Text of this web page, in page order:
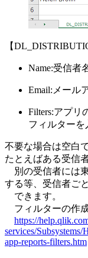
【
Name:受信者
Email:メール
Filters:アプリ
フィルターを
不要な場合は空白
たとえばある受信
別の受信者には
する等、受信者ご
できます。
フィルターの作
https://
services/
app-reports-filters.htm